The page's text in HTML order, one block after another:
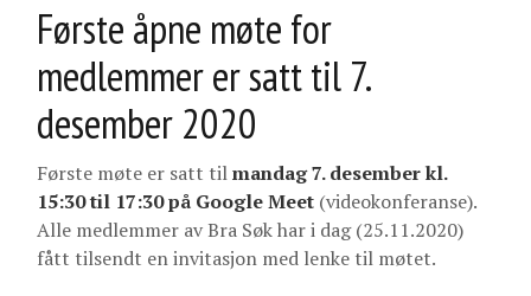
Første åpne møte for
medlemmer er satt til 7.
desember 2020
Første møte er satt tilmandag 7. desember kl.
15:30 til 17:30 på Google Meet (videokonferanse).
Alle medlemmer av Bra Søk har i dag (25.11.2020)
fått tilsendt en invitasjon med lenke til møtet.